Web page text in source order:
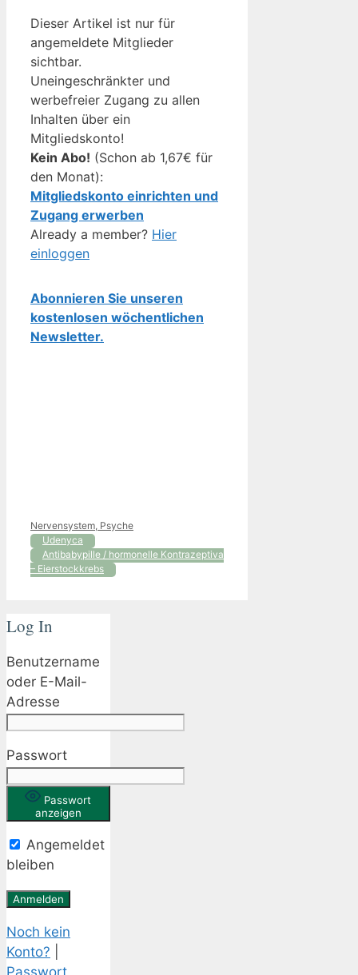
Dieser Artikel ist nur für
angemeldete Mitglieder
sichtbar.
Uneingeschränkter und
werbefreier Zugang zu allen
Inhalten über ein
Mitgliedskonto!
Kein Abo! (Schon ab 1,67€ für
den Monat):
Mitgliedskonto einrichten und
Zugang erwerben
Already a member? Hier
einloggen
Abonnieren Sie unseren
kostenlosen wöchentlichen
Newsletter.
Kategorien
Nervensystem, Psyche
Udenyca
Antibabypille / hormonelle Kontrazeptiva
– Eierstockkrebs
Log In
Benutzername
oder E-Mail-
Adresse
Passwort
Passwort
anzeigen
Angemeldet
bleiben
Noch kein
Konto?